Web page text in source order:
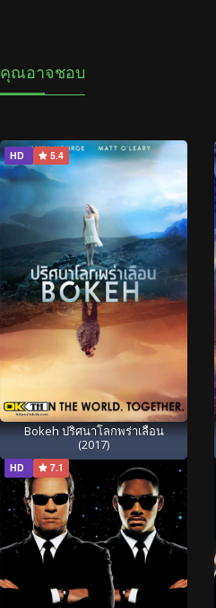
คุณอาจชอบ
HD 5.4
Bokeh ปริศนาโลกพร่าเลือน
(2017)
HD 7.1